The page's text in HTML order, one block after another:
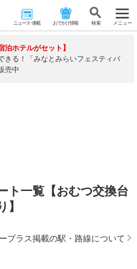
ニュース･連載 おでかけ情報 検 索 メニュー
泊ホテルがセット】
きる！「みなとみらいフェスティバ
売中
ト一覧【おむつ交換台
】
プラス掲載の駅・路線について